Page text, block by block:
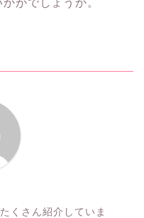
くさん紹介していま